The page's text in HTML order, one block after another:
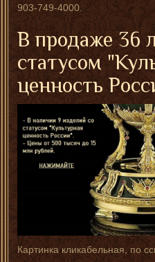
903-749-4000.
В продаже 36
статусом
ценность
Картинка кликабельная, по